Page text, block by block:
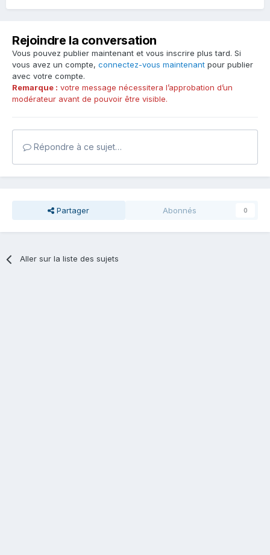
Rejoindre la conversation
Vous pouvez publier maintenant et vous inscrire plus tard. Si
vous avez un compte, connectez-vous maintenant pour publier
avec votre compte.
Remarque : votre message nécessitera l’approbation d’un
modérateur avant de pouvoir être visible.
Répondre à ce sujet…
Partager Abonnés 0
Aller sur la liste des sujets